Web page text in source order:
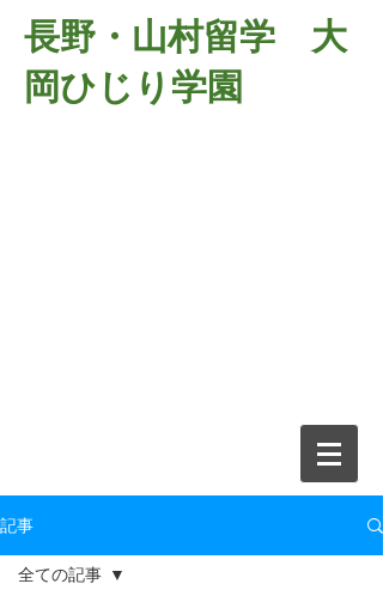
長野・山村留学 大
岡ひじり学園
記事
全ての記事